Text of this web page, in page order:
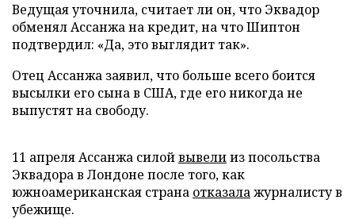
Ведущая уточнила, считает ли он, что Эквадор
обменял Ассанжа на кредит, на что Шиптон
подтвердил: «Да, это выглядит так».
Отец Ассанжа заявил, что больше всего боится
высылки его сына в США, где его никогда не
выпустят на свободу.
11 апреля Ассанжа силойвывелииз посольства
Эквадора в Лондоне после того, как
южноамериканская страна отказалажурналисту в
убежище.